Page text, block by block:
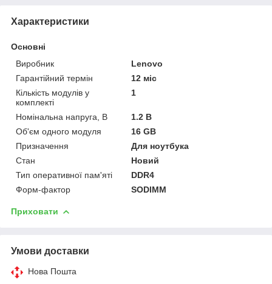
Характеристики
Основні
Виробник
Lenovo
Гарантійний термін
12 міс
Кількість модулів у
комплекті
1
Номінальна напруга, В
1.2 В
Об'єм одного модуля
16 GB
Призначення
Для ноутбука
Стан
Новий
Тип оперативної пам'яті
DDR4
Форм-фактор
SODIMM
Приховати
Умови доставки
Нова Пошта